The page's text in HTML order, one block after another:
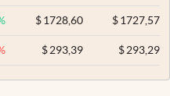
$ 1728,60 $1727,57
$ 293,39 $293,29